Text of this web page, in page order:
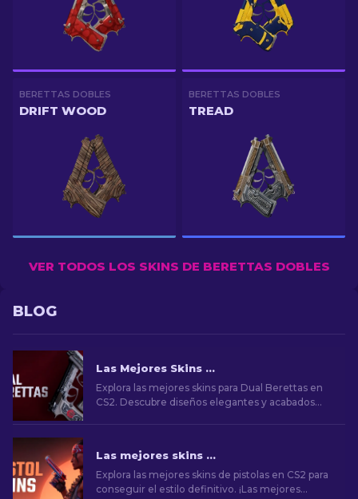
BERETTAS DOBLES
DRIFT WOOD
BERETTAS DOBLES
TREAD
VER TODOS LOS SKINS DE BERETTAS DOBLES
BLOG
Las Mejores Skins de Dual Berettas en CS2
Explora las mejores skins para Dual Berettas en
CS2. Descubre diseños elegantes y acabados
Las mejores skins de pistolas en CS2 [2026]
Explora las mejores skins de pistolas en CS2 para
conseguir el estilo definitivo. ¡Las mejores